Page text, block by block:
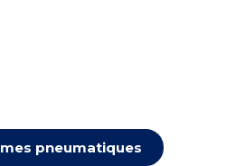
pneumatiques